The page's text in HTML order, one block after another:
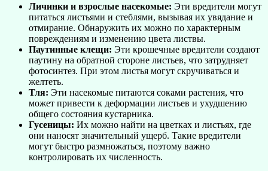
Личинки и взрослые насекомые: Эти вредители могут
питаться листьями и стеблями, вызывая их увядание и
отмирание. Обнаружить их можно по характерным
повреждениям и изменению цвета листвы.
Паутинные клещи: Эти крошечные вредители создают
паутину на обратной стороне листьев, что затрудняет
фотосинтез. При этом листья могут скручиваться и
желтеть.
Тля: Эти насекомые питаются соками растения, что
может привести к деформации листьев и ухудшению
общего состояния кустарника.
Гусеницы: Их можно найти на цветках и листьях, где
они наносят значительный ущерб. Такие вредители
могут быстро размножаться, поэтому важно
контролировать их численность.